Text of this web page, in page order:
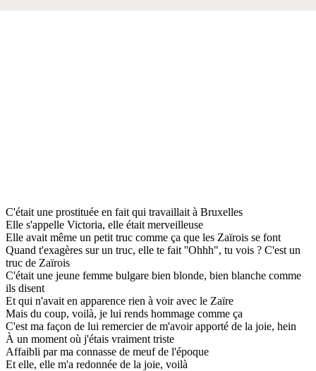
C'était une prostituée en fait qui travaillait à Bruxelles
Elle s'appelle Victoria, elle était merveilleuse
Elle avait même un petit truc comme ça que les Zaïrois se font
Quand t'exagères sur un truc, elle te fait ''Ohhh", tu vois ? C'est un
truc de Zaïrois
C'était une jeune femme bulgare bien blonde, bien blanche comme
ils disent
Et qui n'avait en apparence rien à voir avec le Zaïre
Mais du coup, voilà, je lui rends hommage comme ça
C'est ma façon de lui remercier de m'avoir apporté de la joie, hein
À un moment où j'étais vraiment triste
Affaibli par ma connasse de meuf de l'époque
Et elle, elle m'a redonnée de la joie, voilà